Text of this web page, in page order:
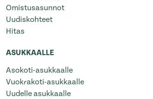
Omistusasunnot
Uudiskohteet
Hitas
ASUKKAALLE
Asokoti-asukkaalle
Vuokrakoti-asukkaalle
Uudelle asukkaalle